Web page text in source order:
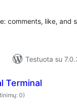
comments, like, and
Testuota su
Terminal
0)